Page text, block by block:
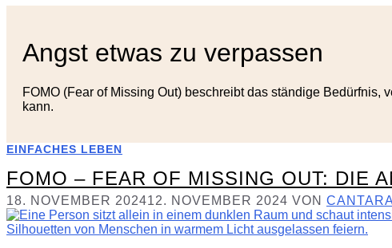
Angst etwas zu verpassen
FOMO (Fear of Missing Out) beschreibt das ständige Bedürfnis,
kann.
EINFACHES LEBEN
FOMO – FEAR OF MISSING OUT: DIE
18. NOVEMBER 202412. NOVEMBER 2024 VON